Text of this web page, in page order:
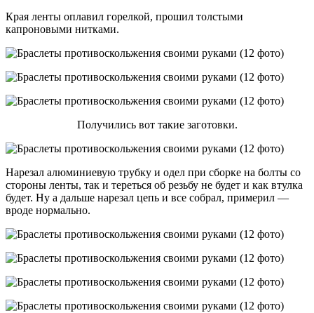
Края ленты оплавил горелкой, прошил толстыми
капроновыми нитками.
Получились вот такие заготовки.
Нарезал алюминиевую трубку и одел при сборке на болты со
стороны ленты, так и тереться об резьбу не будет и как втулка
будет. Ну а дальше нарезал цепь и все собрал, примерил —
вроде нормально.